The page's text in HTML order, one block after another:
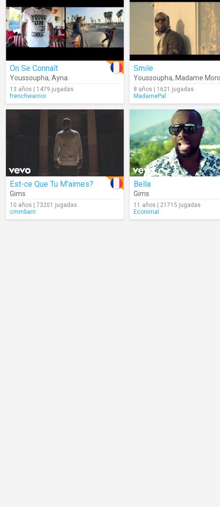
On Se Connaît
Youssoupha, Ayna
13 años | 1479 jugadas
frenchwarrior
Smile
Youssoupha, Madame
8 años | 1621 jugadas
MadamePal
Est-ce Que Tu M'aimes?
Gims
10 años | 73201 jugadas
cmmbarn
Bella
Gims
11 años | 21715 jugadas
Econimal